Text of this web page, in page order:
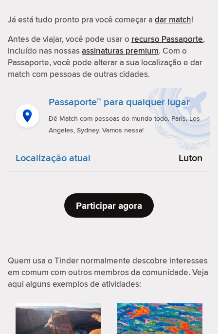
Já está tudo pronto pra você começar a dar match!
Antes de viajar, você pode usar o recurso Passaporte,
incluído nas nossasassinaturas premium. Com o
Passaporte, você pode alterar a sua localização e dar
match com pessoas de outras cidades.
Passaporte™ para qualquer lugar
Dê Match com pessoas do mundo todo. Paris, Los
Angeles, Sydney. Vamos nessa!
Localização atual Luton
Participar agora
Quem usa o Tinder normalmente descobre interesses
em comum com outros membros da comunidade. Veja
aqui alguns exemplos de atividades: